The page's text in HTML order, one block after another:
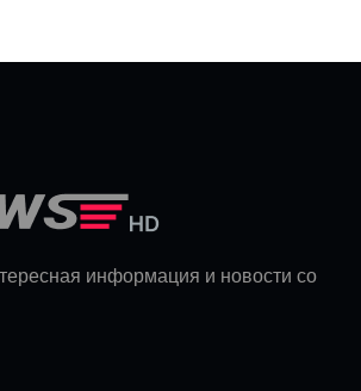
информация и новости со